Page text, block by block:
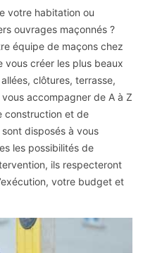
votre habitation ou
ouvrages maçonnés ?
équipe de maçons chez
vous créer les plus beaux
clôtures, terrasse,
accompagner de A à Z
construction et de
disposés à vous
les possibilités de
ils respecteront
votre budget et